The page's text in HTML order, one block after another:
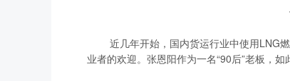
近几年开始，国内货运行业中使用LNG燃
业者的欢迎。张恩阳作为一名“90后”老板，如